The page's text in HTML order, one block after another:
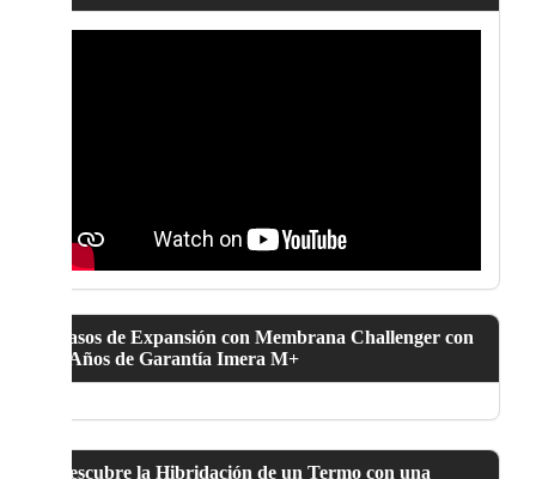
Vasos de Expansión con Membrana Challenger con
5 Años de Garantía Imera M+
Descubre la Hibridación de un Termo con una